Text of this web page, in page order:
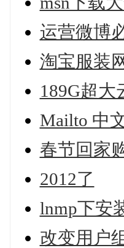
运营微博
淘宝服装
189G超
Mailto 中
春节回家
2012了
lnmp下安
改变用户